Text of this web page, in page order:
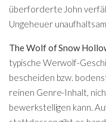
überforderte John
Ungeheuer
The Wolf of Snow
typische Werwolf-
bescheiden bzw.
reinen Genre-Inhalt,
bewerkstelligen kann.